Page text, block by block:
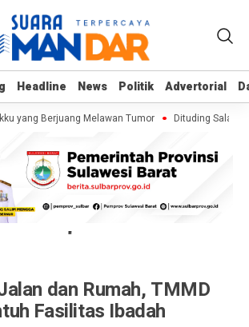
Headline News Politik Advertorial
Headline News Politik Advertorial
yang Berjuang Melawan Tumor Dituding
"
dan Rumah, TMMD
Fasilitas Ibadah